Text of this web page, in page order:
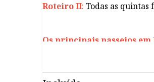
Roteiro II: Todas as quintas
Os principais passeios em
Hatshepsut, Hórus em